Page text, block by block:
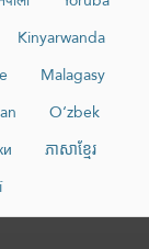
Kinyarwanda
Malagasy
O‘zbek
ភាសាខ្មែរ